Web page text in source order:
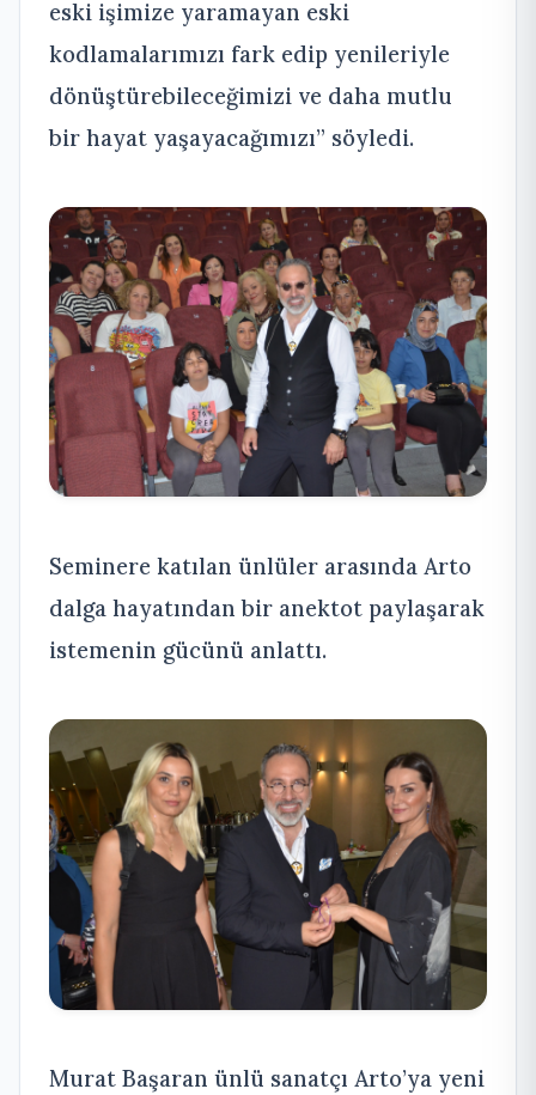
eski işimize yaramayan eski
kodlamalarımızı fark edip yenileriyle
dönüştürebileceğimizi ve daha mutlu
bir hayat yaşayacağımızı” söyledi.
Seminere katılan ünlüler arasında Arto
dalga hayatından bir anektot paylaşarak
istemenin gücünü anlattı.
Murat Başaran ünlü sanatçı Arto’ya yeni